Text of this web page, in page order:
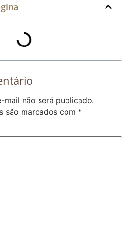
mail não será publicado.
são marcados com *